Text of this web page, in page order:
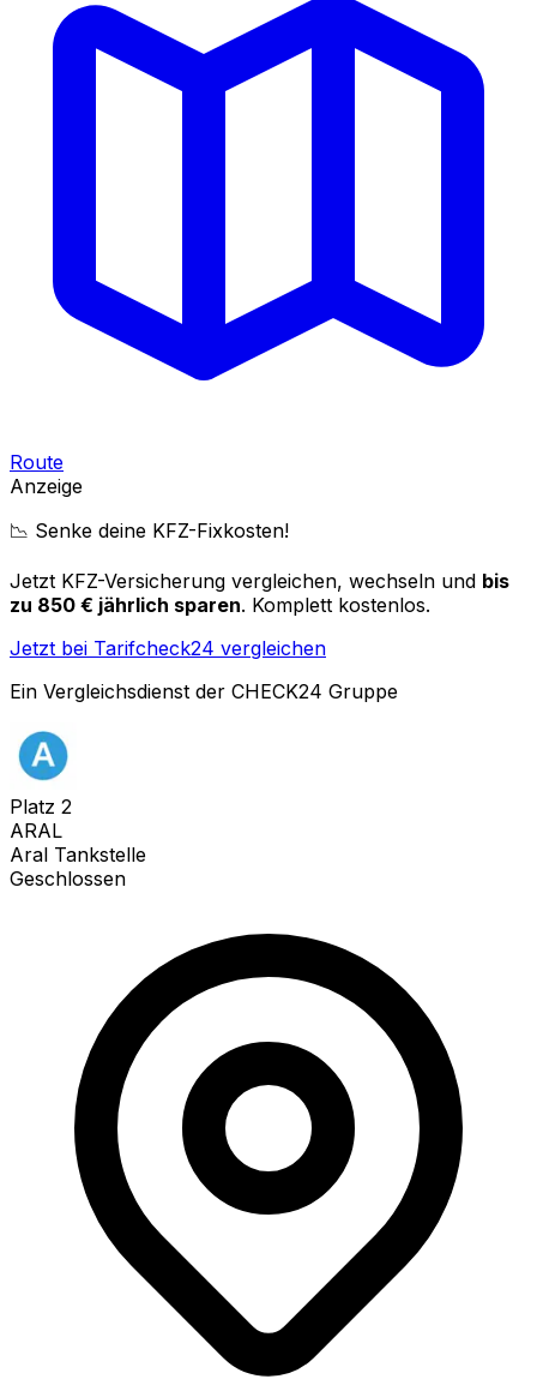
Route
Anzeige
📉 Senke deine KFZ-Fixkosten!
Jetzt KFZ-Versicherung vergleichen, wechseln und bis
zu 850 € jährlich sparen. Komplett kostenlos.
Jetzt bei Tarifcheck24 vergleichen
Ein Vergleichsdienst der CHECK24 Gruppe
Platz 2
ARAL
Aral Tankstelle
Geschlossen